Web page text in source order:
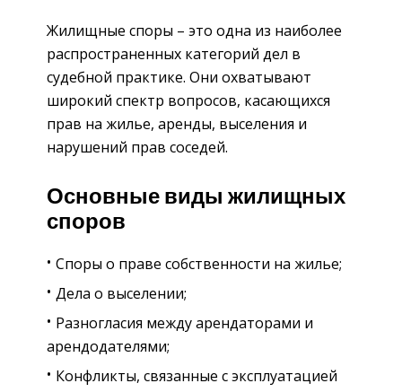
Жилищные споры – это одна из наиболее
распространенных категорий дел в
судебной практике. Они охватывают
широкий спектр вопросов, касающихся
прав на жилье, аренды, выселения и
нарушений прав соседей.
Основные виды жилищных
споров
Споры о праве собственности на жилье;
Дела о выселении;
Разногласия между арендаторами и
арендодателями;
Конфликты, связанные с эксплуатацией